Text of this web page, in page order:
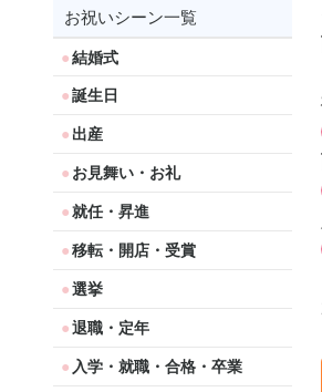
お祝いシーン一覧
結婚式
誕生日
出産
お見舞い・お礼
就任・昇進
移転・開店・受賞
選挙
退職・定年
入学・就職・合格・卒業